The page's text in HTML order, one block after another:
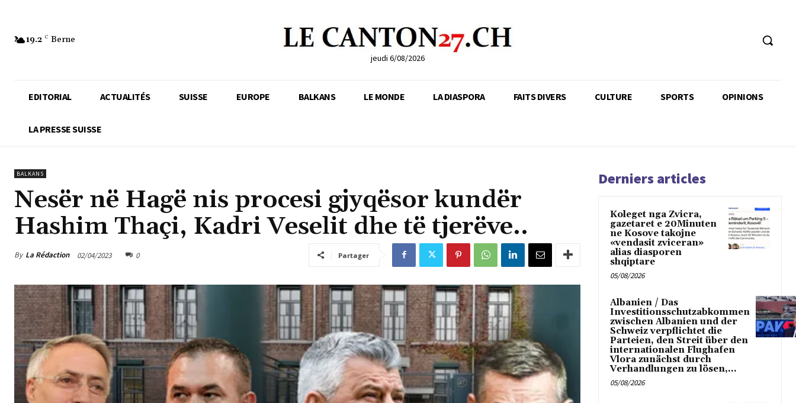
19.2 C Berne
jeudi 6/08/2026
EDITORIAL ACTUALITÉS SUISSE EUROPE BALKANS LE MONDE LA DIASPORA FAITS DIVERS CULTURE SPORTS OPINIONS
LA PRESSE SUISSE
BALKANS
Nesër në Hagë nis procesi gjyqësor kundër
Hashim Thaçi, Kadri Veselit dhe të tjerëve..
By La Rédaction 02/04/2023 0 Partager
Derniers articles
Koleget nga Zvicra,
gazetaret e 20Minuten
ne Kosove takojne
«vendasit zviceran»
alias diasporen
shqiptare
05/08/2026
Albanien / Das
Investitionsschutzabkommen
zwischen Albanien und der
Schweiz verpflichtet die
Parteien, den Streit über den
internationalen Flughafen
Vlora zunächst durch
Verhandlungen zu lösen,...
05/08/2026